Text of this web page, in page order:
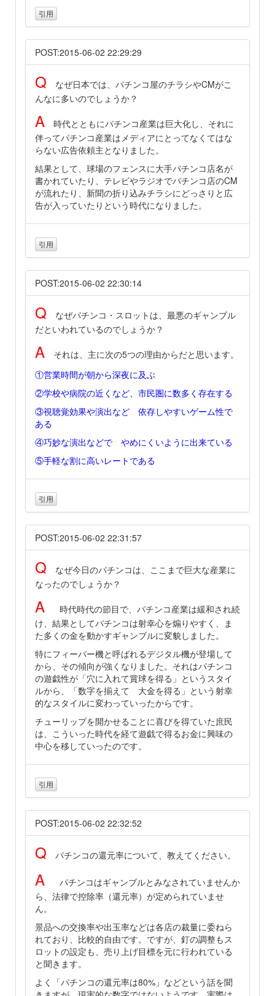
引用
POST:2015-06-02 22:29:29
Q なぜ日本では、パチンコ屋のチラシやCMがこ
んなに多いのでしょうか？
A 時代とともにパチンコ産業は巨大化し、それに
伴ってパチンコ産業はメディアにとってなくてはな
らない広告依頼主となりました。
結果として、球場のフェンスに大手パチンコ店名が
書かれていたり、テレビやラジオでパチンコ店のCM
が流れたり、新聞の折り込みチラシにどっさりと広
告が入っていたりという時代になりました。
引用
POST:2015-06-02 22:30:14
Q なぜパチンコ・スロットは、最悪のギャンブル
だといわれているのでしょうか？
A それは、主に次の5つの理由からだと思います。
①営業時間が朝から深夜に及ぶ
②学校や病院の近くなど、市民圏に数多く存在する
③視聴覚効果や演出など 依存しやすいゲーム性で
ある
④巧妙な演出などで やめにくいように出来ている
⑤手軽な割に高いレートである
引用
POST:2015-06-02 22:31:57
Q なぜ今日のパチンコは、ここまで巨大な産業に
なったのでしょうか？
A
時代時代の節目で、パチンコ産業は緩和され続
け、結果としてパチンコは射幸心を煽りやすく、ま
た多くの金を動かすギャンブルに変貌しました。
特にフィーバー機と呼ばれるデジタル機が登場して
から、その傾向が強くなりました。それはパチンコ
の遊戯性が「穴に入れて賞球を得る」というスタイ
ルから、「数字を揃えて 大金を得る」という射幸
的なスタイルに変わっていったからです。
チューリップを開かせることに喜びを得ていた庶民
は、こういった時代を経て遊戯で得るお金に興味の
中心を移していったのです。
引用
POST:2015-06-02 22:32:52
Q パチンコの還元率について、教えてください。
A
パチンコはギャンブルとみなされていませんか
ら、法律で控除率（還元率）が定められていませ
ん。
景品への交換率や出玉率などは各店の裁量に委ねら
れており、比較的自由です。ですが、釘の調整もス
ロットの設定も、売り上げ目標を元に行われている
と聞きます。
よく「パチンコの還元率は80%」などという話を聞